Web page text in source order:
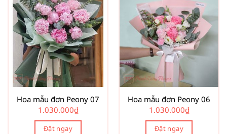
Hoa mẫu đơn Peony 07
1.030.000₫
Đặt ngay
Hoa mẫu đơn Peony 06
1.030.000₫
Đặt ngay